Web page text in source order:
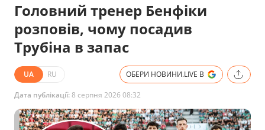
Головний тренер Бенфіки
розповів, чому посадив
Трубіна в запас
UA RU ОБЕРИ НОВИНИ.LIVE В
Дата публікації:8 серпня 2026 08:32